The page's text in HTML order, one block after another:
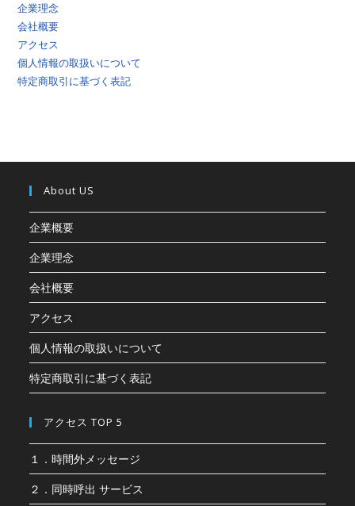
企業理念
会社概要
アクセス
個人情報の取扱いについて
特定商取引に基づく表記
About US
企業概要
企業理念
会社概要
アクセス
個人情報の取扱いについて
特定商取引に基づく表記
アクセス TOP 5
１．時間外メッセージ
２．同時呼出 サービス